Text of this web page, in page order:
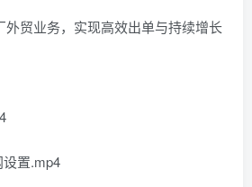
外贸业务，实现高效出单与持续增长
置.mp4